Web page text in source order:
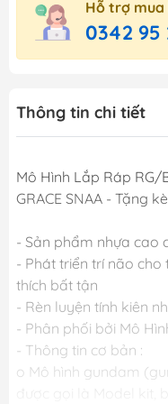
Hỗ trợ mua
0342 95
Thông tin chi tiết
Mô Hình Lắp Ráp RG/
GRACE SNAA - Tặng
- Sản phẩm nhựa cao
- Phát triển trí não cho
thích bất tận
- Rèn luyện tính kiên
- Phân phối bởi Mô
- Thông tin cơ bản :
o Mô hình gundam